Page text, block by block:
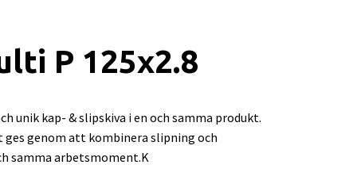
P 125x2.8
unik kap- & slipskiva i en och samma produkt.
genom att kombinera slipning och
samma arbetsmoment.K